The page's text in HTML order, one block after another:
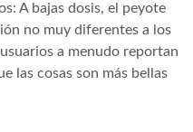
A bajas dosis, el peyote
no muy diferentes a los
a menudo reportan
las cosas son más bellas